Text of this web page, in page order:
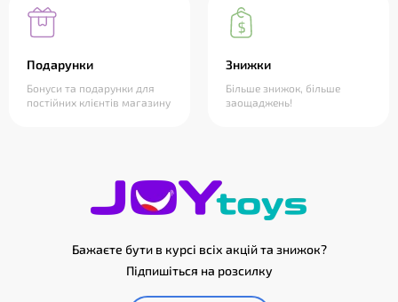
Подарунки
Бонуси та подарунки для
постійних клієнтів магазину
Знижки
Більше знижок, більше
заощаджень!
Бажаєте бути в курсі всіх акцій та знижок?
Підпишіться на розсилку